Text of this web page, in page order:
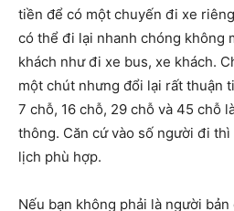
tiền để có một chuyến đi xe
có thể đi lại nhanh chóng không
khách như đi xe bus, xe khách.
một chút nhưng đổi lại rất thuận
7 chỗ, 16 chỗ, 29 chỗ và 45 chỗ
thông. Căn cứ vào số người đi
lịch phù hợp.
Nếu bạn không phải là người